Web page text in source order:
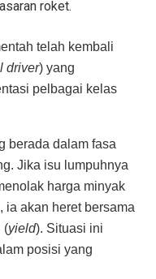
roket.
telah kembali
driver) yang
pelbagai kelas
berada dalam fasa
Jika isu lumpuhnya
harga minyak
ia akan heret bersama
(yield). Situasi ini
posisi yang